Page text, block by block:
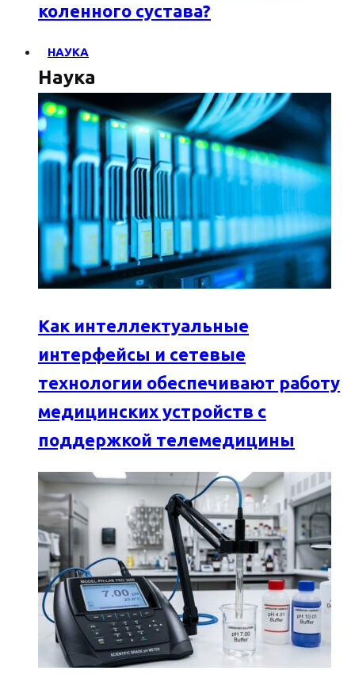
коленного сустава?
НАУКА
Наука
Как интеллектуальные
интерфейсы и сетевые
технологии обеспечивают работу
медицинских устройств с
поддержкой телемедицины